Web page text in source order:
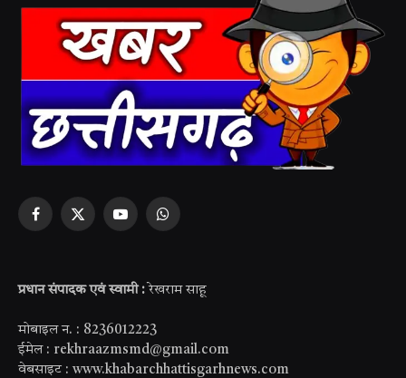
Facebook
X
YouTubeWhatsApp
प्रधान संपादक एवं स्वामी : रेखराम साहू
मोबाइल न. : 8236012223
ईमेल : rekhraazmsmd@gmail.com
वेबसाइट : www.khabarchhattisgarhnews.com